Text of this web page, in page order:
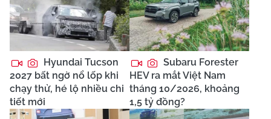
Hyundai Tucson
2027 bất ngờ nổ lốp khi
chạy thử, hé lộ nhiều chi
tiết mới
Subaru Forester
HEV ra mắt Việt Nam
tháng 10/2026, khoảng
1,5 tỷ đồng?